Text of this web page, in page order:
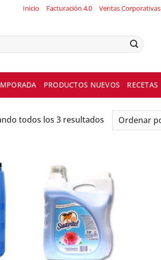
Inicio Facturación 4.0 Ventas Corporativas
PRODUCTOS NUEVOS RECETAS
todos los 3 resultados